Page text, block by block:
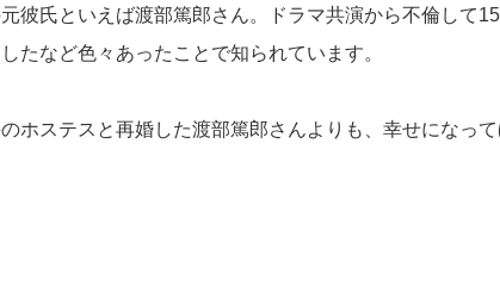
彼氏といえば渡部篤郎さん。ドラマ共演から不倫して
たなど色々あったことで知られています。
ホステスと再婚した渡部篤郎さんよりも、幸せになっ